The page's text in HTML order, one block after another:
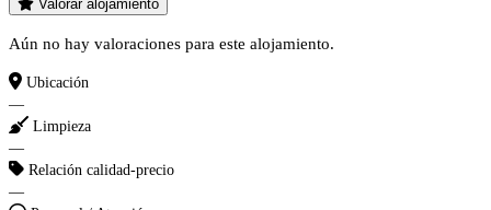
Valorar alojamiento
Aún no hay valoraciones para este alojamiento.
Ubicación
—
Limpieza
—
Relación calidad-precio
—